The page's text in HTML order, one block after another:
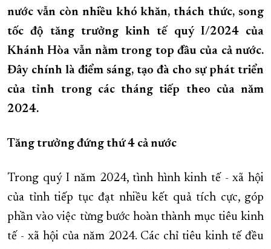
XÂY DỰNG NÔNG THÔN MỚI LỊCH CẮT ĐIỆN
TÀU - XE - MÁY BAY
KỶ NIỆM 370 NĂM XÂY DỰNG VÀ PHÁT TRIỂN TỈNH KHÁNH HÒA
KHOẢNH KHẮC ĐẸP XỨ TRẦM
XÂY DỰNG KHÁNH HÒA TRỞ THÀNH THÀNH PHỐ TRỰC THUỘC
ĐẠI HỘI ĐẢNG CÁC CẤP
nước vẫn còn nhiều khó khăn, thách thức, song
tốc độ tăng trưởng kinh tế quý I/2024 của
Khánh Hòa vẫn nằm trong top đầu của cả nước.
Đây chính là điểm sáng, tạo đà cho sự phát triển
của tỉnh trong các tháng tiếp theo của năm
2024.
Tăng trưởng đứng thứ 4 cả nước
Trong quý I năm 2024, tình hình kinh tế - xã hội
của tỉnh tiếp tục đạt nhiều kết quả tích cực, góp
phần vào việc từng bước hoàn thành mục tiêu kinh
tế - xã hội của năm 2024. Các chỉ tiêu kinh tế đều